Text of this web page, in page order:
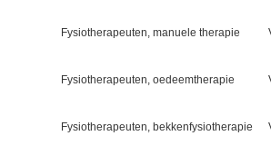
Fysiotherapeuten, manuele therapie
Fysiotherapeuten, oedeemtherapie
Fysiotherapeuten, bekkenfysiotherapie